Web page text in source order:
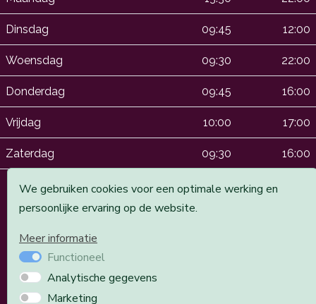
Dinsdag 09:45 12:00
Woensdag 09:30 22:00
Donderdag 09:45 16:00
Vrijdag 10:00 17:00
Zaterdag 09:30 16:00
*We de oneven zaterdagen open. Ook op dinsdagen zijn
We gebruiken cookies voor een optimale werking en
persoonlijke ervaring op de website.
Meer informatie
Functioneel
Analytische gegevens
Marketing